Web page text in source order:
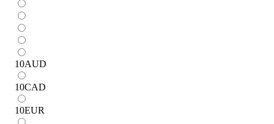
10AUD
10CAD
10EUR